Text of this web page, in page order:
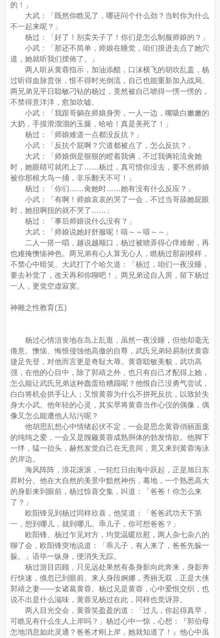
的！」
大武：「既然你瞧见了，哪还问个什么劲？当时你为什么
不一起来呢？」
杨过：「好了！别卖关子了！你们是怎么制服师娘的？」
小武：「那还不简单，师娘在睡觉，咱们摸进去点了她穴
道，她就听我们摆佈了。」
两人听从黄蓉指示，加油添醋，口沫横飞的胡吹乱盖，杨
过听得血脉贲张，恨不得时光倒流，自己也能重新加入战局。
两兄弟见平日聪敏刁钻的杨过，竟然被自己唬得一愣一愣的，
不禁得意洋洋，愈加吹嘘。
小武：「我跟哥躺在师娘身旁，一人一边，嘴吸白嫩嫩的
大奶，手摸滑溜溜的玉腿，哈哈！真是美死了！」
杨过：「师娘难道一点都没反抗？」
小武：「反抗个屁啊？穴道都被点了，怎么反抗？」
大武：「师娘倒是狠狠的瞪着我俩，不过我俩轮流肏她
时，她眼睛可就闭上了……杨过，真可惜你没去，要不然师娘
被你那根大鸟一捅，非乐翻天不可！」
杨过：「你们……肏她时……她有没有什么反应？」
小武：「有啊！师娘哀哀的哭了一会，不过当哥舔她屁眼
时，她扭啊扭的就不哭了……」
杨过：「事后师娘说什么没有？」
大武：「师娘说她好舒服呢！嘻～～嘻～～」
二人一搭一唱，越说越顺口，杨过被唬弄得心痒难耐，再
也难掩懊恼神色。两兄弟有心人算无心人，瞧杨过那副模样，
不禁心中暗笑。大武打了个哈欠道：「杨过，咱们一夜没睡，
要去补觉了，改天再和你聊吧！」两兄弟迳自入房，留下杨过
一人，更觉空虚寂寞。
神雕之性教育(五)
杨过心情沮丧地在岛上乱逛，虽然一夜没睡，但他却毫无
倦意。懊恼、悔恨侵蚀他高傲的自尊，武氏兄弟轻易制伏黄蓉
捷足先登，对他而言更是奇耻大辱。黄蓉聪敏美貌，武功高
强，在他的心目中，除了郭靖之外，也只有自己才配得上她，
怎么能让武氏兄弟这种蠢蛋给糟蹋呢？他恨自己没勇气尝试，
白白将机会拱手让人；又恨黄蓉为什么不拼死反抗，以致於失
身大小武。他年轻的心灵，其实早将黄蓉当作心仪的偶像，偶
像又怎么能遭他人玷污呢？
他胡思乱想心中情绪起伏不定，一会是思念黄蓉俏丽面庞
的纯纯之爱，一会又是觊觎黄蓉成熟胴体的勃发情欲。他脚下
一绊，猛一抬头，赫然发觉自己在无意间，竟又来到黄蓉海泳
的岸边。
海风阵阵，浪花滚滚，一轮红日由海中跃起，正是旭日东
昇时分。他在大自然的美景中黯然神伤，蓦地，一个熟悉高大
的身影来到眼前，杨过惊喜交集，叫道：「爸爸！你怎么来
了？」
欧阳锋见到杨过同样欣喜，他笑道：「爸爸武功天下第
一，想到哪儿，就到哪儿。乖儿子，你可想爸爸？」
欧阳锋、杨过乍见对方，均觉温暖欣慰，两人杂七杂八的
聊了会，欧阳锋突地说道：「乖儿子，有人来了，爸爸先躲一
躲。」语毕一纵身，便消失无踪。
杨过游目四顾，只见远处果然有条身影向此奔来，身影奔
行快速，倏忽已到眼前。来人身段婀娜，秀丽无双，正是大侠
郭靖之妻——女诸葛黄蓉。杨过见是黄蓉，心中爱恨交织，也
说不出是什么滋味，黄蓉见杨过在此，同样也觉讶异。
两人目光交会，黄蓉笑盈盈的道：「过儿，你起得真早，
可瞧见有什么生人上岸吗？」杨过心中一惊，心想：『郭伯母
怎地消息如此灵通？爸爸才刚上岸，她就知道了！』他心中虽